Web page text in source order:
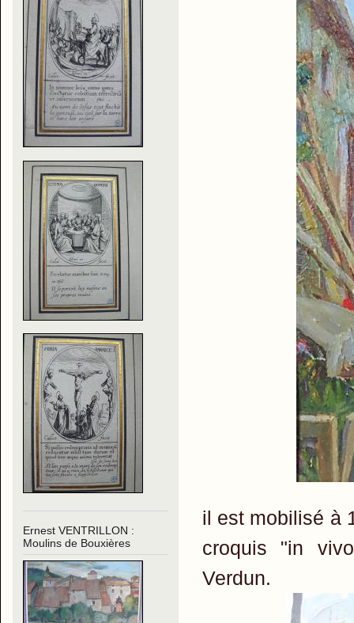
Ernest VENTRILLON :
Moulins de Bouxières
il est mobilisé à
croquis "in
Verdun.